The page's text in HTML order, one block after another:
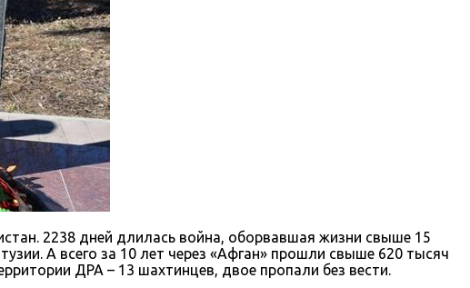
2238 дней длилась война, оборвавшая жизни свыше 15
А всего за 10 лет через «Афган» прошли свыше 620 тысяч
ДРА – 13 шахтинцев, двое пропали без вести.